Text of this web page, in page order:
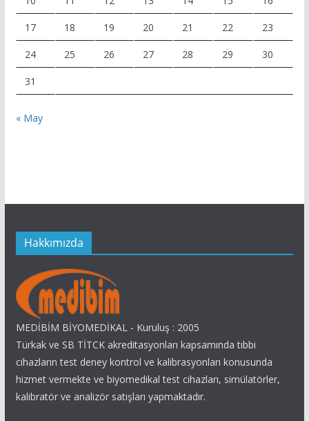
17 18 19 20 21 22 23
24 25 26 27 28 29 30
31
« May
Hakkımızda
MEDİBİM BİYOMEDİKAL - Kuruluş : 2005
Türkak ve SB TİTCK akreditasyonları kapsamında tıbbi
cihazların test deney kontrol ve kalibrasyonları konusunda
hizmet vermekte ve biyomedikal test cihazları, simülatörler,
kalibratör ve analizör satışları yapmaktadır.